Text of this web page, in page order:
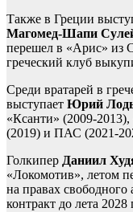
Также в Греции
Магомед-Шапи
перешел в «Арис» из
греческий клуб
Среди вратарей в
выступает Юрий
«Ксанти» (2009-
(2019) и ПАС (2021-
Голкипер Даниил
«Локомотив», летом
на правах свободного
контракт до лета 2028